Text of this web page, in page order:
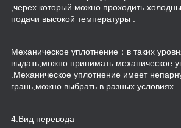
,черех который можно проходить
подачи высокой температуры .
Механическое уплотнение：в таких
выдать,можно принимать механическое
.Механическое уплотнение имеет
грань,можно выбрать в разных условиях.
4.Вид перевода